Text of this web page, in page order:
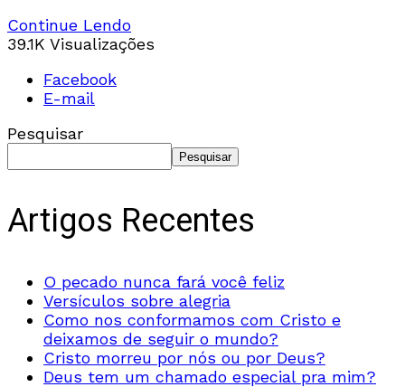
Continue Lendo
39.1K Visualizações
Facebook
E-mail
Pesquisar
Pesquisar
Artigos Recentes
O pecado nunca fará você feliz
Versículos sobre alegria
Como nos conformamos com Cristo e
deixamos de seguir o mundo?
Cristo morreu por nós ou por Deus?
Deus tem um chamado especial pra mim?